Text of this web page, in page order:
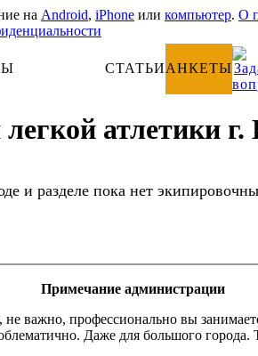
на Android, iPhone или компьютер. О
СТАТЬИАНКЕТЫ
атлетики г.
и разделе пока нет
Примечание администрации
профессионально вы
Даже для большого города.